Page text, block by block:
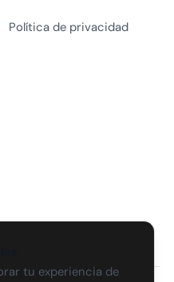
Política de privacidad
tu experiencia de